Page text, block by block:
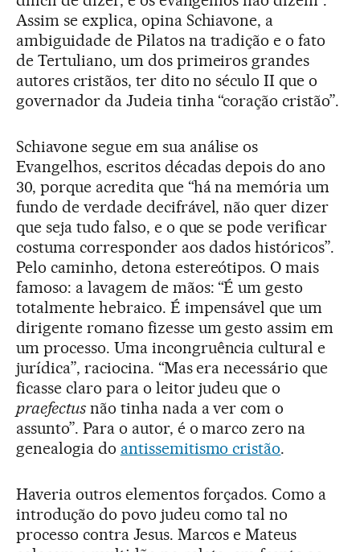
Assim se explica, opina Schiavone, a
ambiguidade de Pilatos na tradição e o fato
de Tertuliano, um dos primeiros grandes
autores cristãos, ter dito no século II que o
governador da Judeia tinha “coração cristão”.
Schiavone segue em sua análise os
Evangelhos, escritos décadas depois do ano
30, porque acredita que “há na memória um
fundo de verdade decifrável, não quer dizer
que seja tudo falso, e o que se pode verificar
costuma corresponder aos dados históricos”.
Pelo caminho, detona estereótipos. O mais
famoso: a lavagem de mãos: “É um gesto
totalmente hebraico. É impensável que um
dirigente romano fizesse um gesto assim em
um processo. Uma incongruência cultural e
jurídica”, raciocina. “Mas era necessário que
ficasse claro para o leitor judeu que o
praefectusnão tinha nada a ver com o
assunto”. Para o autor, é o marco zero na
genealogia do antissemitismo cristão.
Haveria outros elementos forçados. Como a
introdução do povo judeu como tal no
processo contra Jesus. Marcos e Mateus